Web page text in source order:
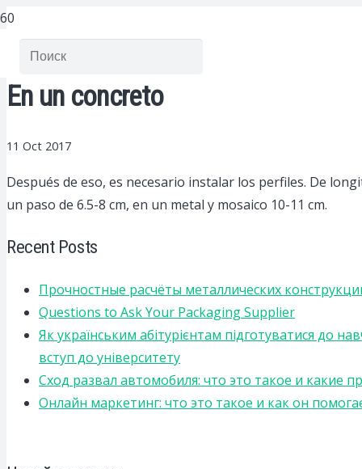
En un concreto
11 Oct 2017
Después de eso, es necesario instalar los perfiles. De
un paso de 6.5-8 cm, en un metal y mosaico 10-11 cm.
Recent Posts
Прочностные расчёты металлических
Questions to Ask Your Packaging Supplier
Як українським абітурієнтам підготуватися до
вступ до університету
Сход развал автомобиля: что это такое и какие
Онлайн маркетинг: что это такое и как он